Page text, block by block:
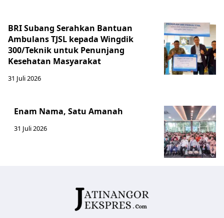
BRI Subang Serahkan Bantuan
Ambulans TJSL kepada Wingdik
300/Teknik untuk Penunjang
Kesehatan Masyarakat ​
31 Juli 2026
Enam Nama, Satu Amanah
31 Juli 2026